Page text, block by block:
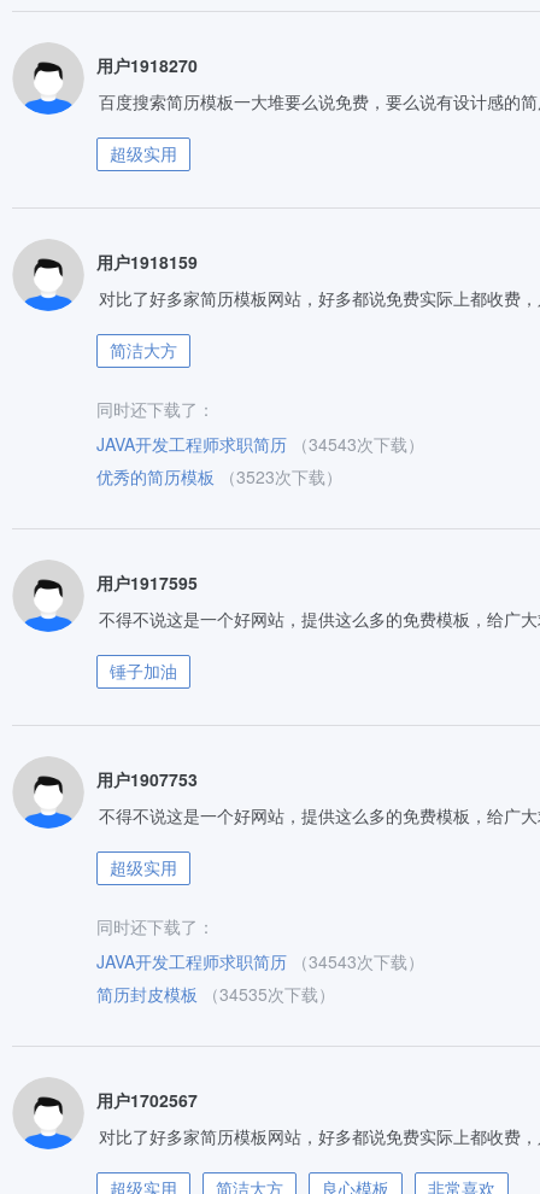
用户1918270
百度搜索简历模板一大堆要么说免费，要么说有设计感的
超级实用
用户1918159
对比了好多家简历模板网站，好多都说免费实际上都收费
简洁大方
同时还下载了：
JAVA开发工程师求职简历
（34543次下载）
优秀的简历模板
（3523次下载）
用户1917595
不得不说这是一个好网站，提供这么多的免费模板，给广
锤子加油
用户1907753
不得不说这是一个好网站，提供这么多的免费模板，给广
超级实用
同时还下载了：
JAVA开发工程师求职简历
（34543次下载）
简历封皮模板
（34535次下载）
用户1702567
对比了好多家简历模板网站，好多都说免费实际上都收费
超级实用 简洁大方 良心模板 非常喜欢